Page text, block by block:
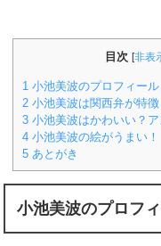
目次 [非表
1 小池美波のプロフィール
2 小池美波は関西弁が特徴
3 小池美波はかわいい？
4 小池美波の絵がうまい！
5 あとがき
小池美波のプロフ